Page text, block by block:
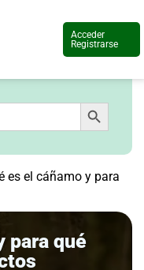
Acceder
Registrarse
Botón de búsqueda
es el cáñamo y para
para qué